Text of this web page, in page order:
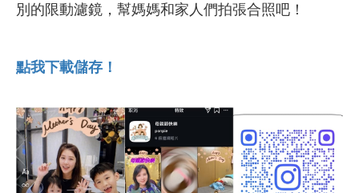
別的限動濾鏡，幫媽媽和家人們拍張合照吧！
點我下載儲存！